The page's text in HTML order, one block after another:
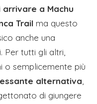
arrivare a Machu
Trail ma questo
anche una
Per tutti gli altri,
o semplicemente più
alternativa
di giungere